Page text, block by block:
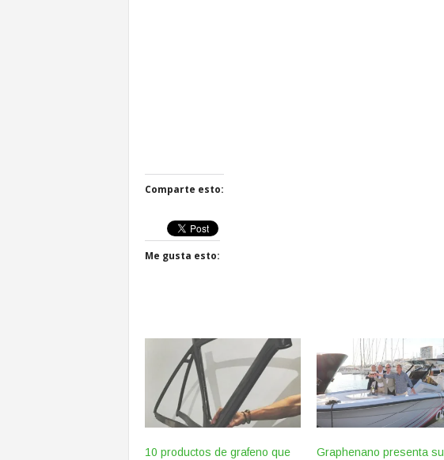
Comparte esto:
Me gusta esto:
10 productos de grafeno que
Graphenano presenta su